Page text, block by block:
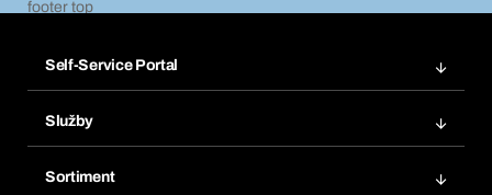
Self-Service Portal
Obľúbené
Služby
Sortiment